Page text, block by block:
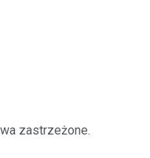
zastrzeżone.